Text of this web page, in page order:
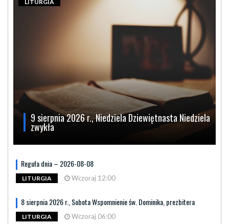
9 sierpnia 2026 r., Niedziela Dziewiętnasta Niedziela
zwykła
LITURGIA
Reguła dnia – 2026-08-08
LITURGIA Wczoraj 12:00
8 sierpnia 2026 r., Sobota Wspomnienie św. Dominika, prezbitera
LITURGIA Wczoraj 06:00